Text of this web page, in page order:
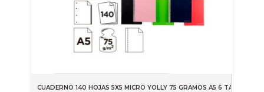
CUADERNO 140 HOJAS 5X5 MICRO YOLLY 75 GRAMOS A5 6 TALADROS